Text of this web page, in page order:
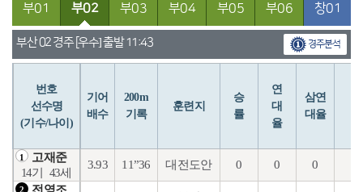
부01 부02 부03 부04 부05 부06 창01
부산 02 경주 [우수] 출발 11:43 경주분석
번호
선수명
(기수/나이)
기어
배수
200m
기록
훈련지
승
률
연
대
율
삼연
대율
1
고재준
14기
43세
3.93 11”36 대전도안 0 0 0
2